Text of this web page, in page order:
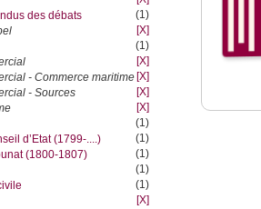
des débats
(1)
[X]
(1)
[X]
- Commerce maritime [X]
- Sources
[X]
[X]
(1)
d’Etat (1799-....)
(1)
(1800-1807)
(1)
(1)
(1)
[X]